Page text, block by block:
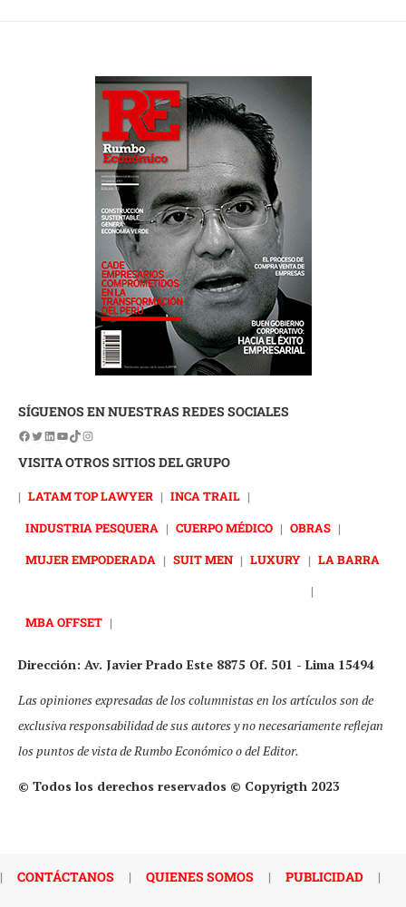
SÍGUENOS EN NUESTRAS REDES SOCIALES
VISITA OTROS SITIOS DEL GRUPO
| LATAM TOP LAWYER | INCA TRAIL |
INDUSTRIA PESQUERA | CUERPO MÉDICO | OBRAS |
MUJER EMPODERADA | SUIT MEN | LUXURY | LA BARRA
|
MBA OFFSET |
Dirección: Av. Javier Prado Este 8875 Of. 501 - Lima 15494
Las opiniones expresadas de los columnistas en los artículos son de
exclusiva responsabilidad de sus autores y no necesariamente reflejan
los puntos de vista de Rumbo Económico o del Editor.
© Todos los derechos reservados © Copyrigth 2023
| CONTÁCTANOS | QUIENES SOMOS | PUBLICIDAD |